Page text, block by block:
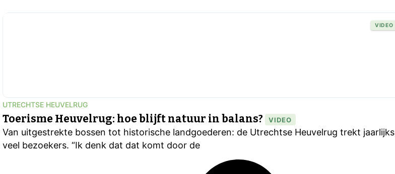
VIDEO
UTRECHTSE HEUVELRUG
Toerisme Heuvelrug: hoe blijft natuur in balans? VIDEO
Van uitgestrekte bossen tot historische landgoederen: de Utrechtse Heuvelrug trekt jaarlijks
veel bezoekers. “Ik denk dat dat komt door de